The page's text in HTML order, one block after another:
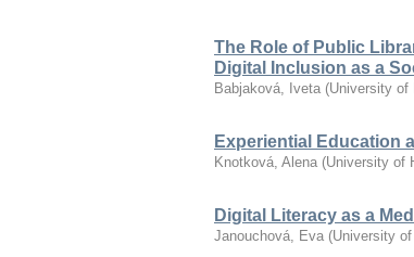
The Role of Public
Digital Inclusion as a
Babjaková, Iveta (University of
Experiential Education
Knotková, Alena (University of
Digital Literacy as a
Janouchová, Eva (University